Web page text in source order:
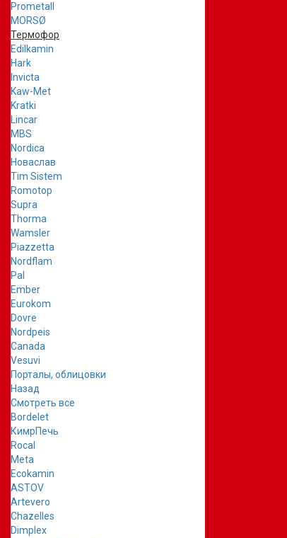
Prometall
MORSØ
Термофор
Edilkamin
Hark
Invicta
Kaw-Met
Kratki
Lincar
MBS
Nordica
Новаслав
Tim Sistem
Romotop
Supra
Thorma
Wamsler
Piazzetta
Nordflam
Pal
Ember
Eurokom
Dovre
Nordpeis
Canada
Vesuvi
Порталы, облицовки
Назад
Смотреть все
Bordelet
КимрПечь
Rocal
Meta
Ecokamin
ASTOV
Artevero
Chazelles
Dimplex